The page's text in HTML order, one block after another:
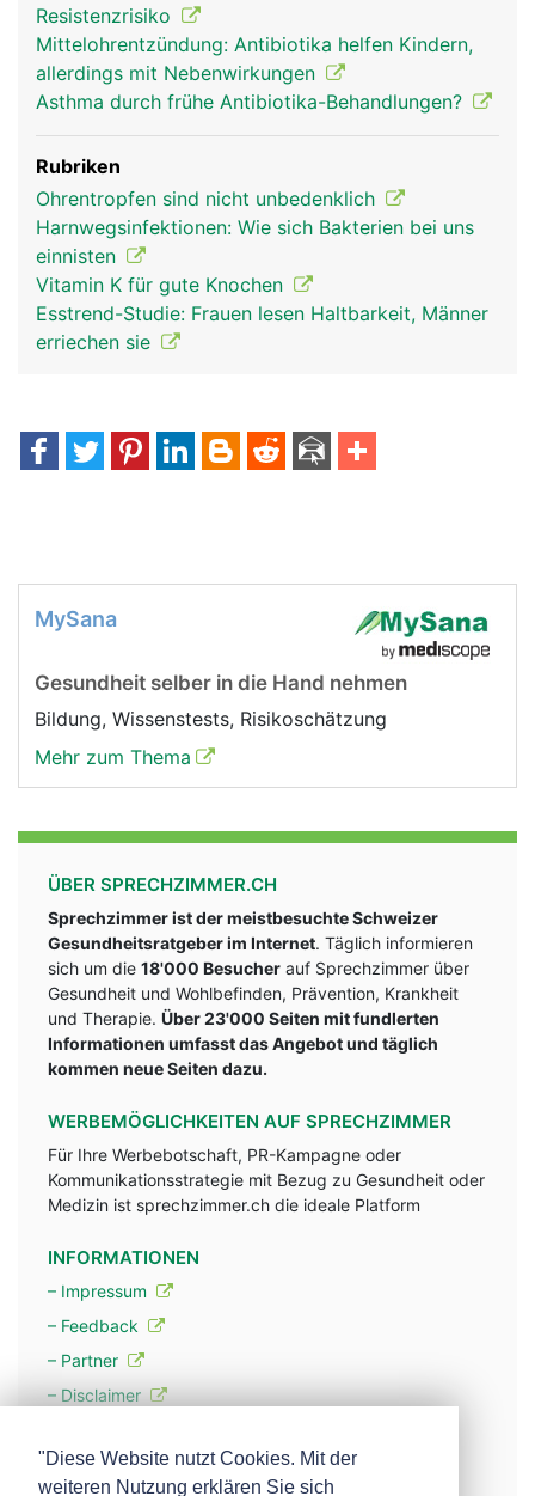
Resistenzrisiko
Mittelohrentzündung: Antibiotika helfen Kindern,
allerdings mit Nebenwirkungen
Asthma durch frühe Antibiotika-Behandlungen?
Rubriken
Ohrentropfen sind nicht unbedenklich
Harnwegsinfektionen: Wie sich Bakterien bei uns
einnisten
Vitamin K für gute Knochen
Esstrend-Studie: Frauen lesen Haltbarkeit, Männer
erriechen sie
MySana
Gesundheit selber in die Hand nehmen
Bildung, Wissenstests, Risikoschätzung
Mehr zum Thema
ÜBER SPRECHZIMMER.CH
Sprechzimmer ist der meistbesuchte Schweizer
Gesundheitsratgeber im Internet. Täglich informieren
sich um die 18'000 Besucher auf Sprechzimmer über
Gesundheit und Wohlbefinden, Prävention, Krankheit
und Therapie. Über 23'000 Seiten mit fundlerten
Informationen umfasst das Angebot und täglich
kommen neue Seiten dazu.
WERBEMÖGLICHKEITEN AUF SPRECHZIMMER
Für Ihre Werbebotschaft, PR-Kampagne oder
Kommunikationsstrategie mit Bezug zu Gesundheit oder
Medizin ist sprechzimmer.ch die ideale Platform
INFORMATIONEN
– Impressum
– Feedback
– Partner
– Disclaimer
– Werbung
"Diese Website nutzt Cookies. Mit der
weiteren Nutzung erklären Sie sich